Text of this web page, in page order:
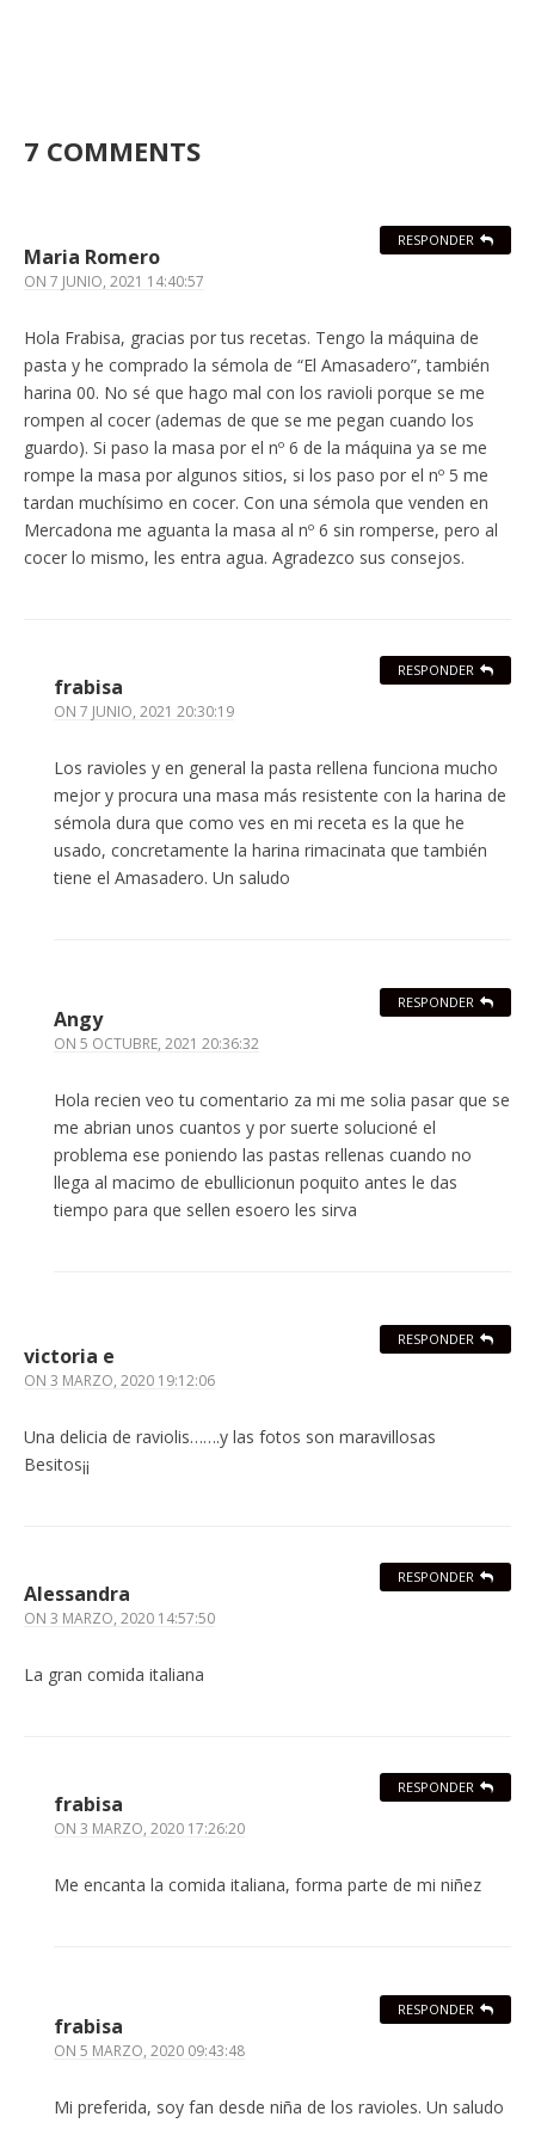
7 COMMENTS
Maria Romero
ON 7 JUNIO, 2021 14:40:57
Hola Frabisa, gracias por tus recetas. Tengo la máquina de
pasta y he comprado la sémola de “El Amasadero”, también
harina 00. No sé que hago mal con los ravioli porque se me
rompen al cocer (ademas de que se me pegan cuando los
guardo). Si paso la masa por el nº 6 de la máquina ya se me
rompe la masa por algunos sitios, si los paso por el nº 5 me
tardan muchísimo en cocer. Con una sémola que venden en
Mercadona me aguanta la masa al nº 6 sin romperse, pero al
cocer lo mismo, les entra agua. Agradezco sus consejos.
RESPONDER
frabisa
ON 7 JUNIO, 2021 20:30:19
Los ravioles y en general la pasta rellena funciona mucho
mejor y procura una masa más resistente con la harina de
sémola dura que como ves en mi receta es la que he
usado, concretamente la harina rimacinata que también
tiene el Amasadero. Un saludo
RESPONDER
Angy
ON 5 OCTUBRE, 2021 20:36:32
Hola recien veo tu comentario za mi me solia pasar que se
me abrian unos cuantos y por suerte solucioné el
problema ese poniendo las pastas rellenas cuando no
llega al macimo de ebullicionun poquito antes le das
tiempo para que sellen esoero les sirva
RESPONDER
victoria e
ON 3 MARZO, 2020 19:12:06
Una delicia de raviolis…….y las fotos son maravillosas
Besitos¡¡
RESPONDER
Alessandra
ON 3 MARZO, 2020 14:57:50
La gran comida italiana
RESPONDER
frabisa
ON 3 MARZO, 2020 17:26:20
Me encanta la comida italiana, forma parte de mi niñez
RESPONDER
frabisa
ON 5 MARZO, 2020 09:43:48
Mi preferida, soy fan desde niña de los ravioles. Un saludo
RESPONDER